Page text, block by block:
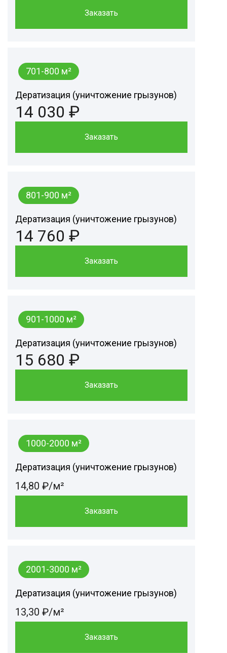
Заказать
701-800 м²
Дератизация (уничтожение грызунов)
14 030 ₽
Заказать
801-900 м²
Дератизация (уничтожение грызунов)
14 760 ₽
Заказать
901-1000 м²
Дератизация (уничтожение грызунов)
15 680 ₽
Заказать
1000-2000 м²
Дератизация (уничтожение грызунов)
14,80 ₽/м²
Заказать
2001-3000 м²
Дератизация (уничтожение грызунов)
13,30 ₽/м²
Заказать